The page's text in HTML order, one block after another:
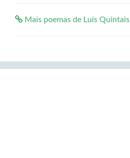
Mais poemas de Luís Quintais